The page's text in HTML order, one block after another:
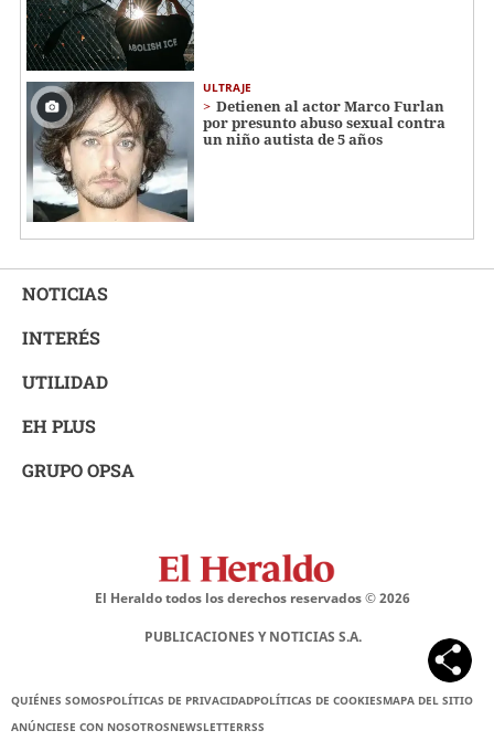
ULTRAJE
Detienen al actor Marco Furlan
por presunto abuso sexual contra
un niño autista de 5 años
NOTICIAS
INTERÉS
UTILIDAD
EH PLUS
GRUPO OPSA
El Heraldo todos los derechos reservados ©2026
PUBLICACIONES Y NOTICIAS S.A.
QUIÉNES SOMOSPOLÍTICAS DE PRIVACIDADPOLÍTICAS DE COOKIESMAPA DEL SITIO
ANÚNCIESE CON NOSOTROSNEWSLETTERRSS